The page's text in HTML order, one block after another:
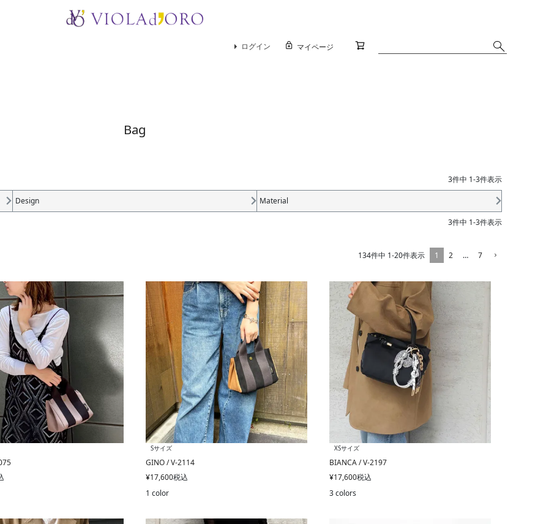
ログイン マイページ
Bag
3件中 1-3件表示
Design Material
3件中 1-3件表示
134件中 1-20件表示 1 2 … 7
Sサイズ
GINO / V-2114
¥17,600税込
1 color
XSサイズ
BIANCA / V-2197
¥17,600税込
3 colors